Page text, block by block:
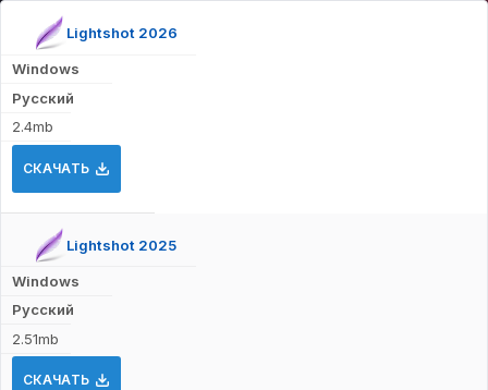
Lightshot 2026
Windows
Русский
2.4mb
СКАЧАТЬ
Lightshot 2025
Windows
Русский
2.51mb
СКАЧАТЬ